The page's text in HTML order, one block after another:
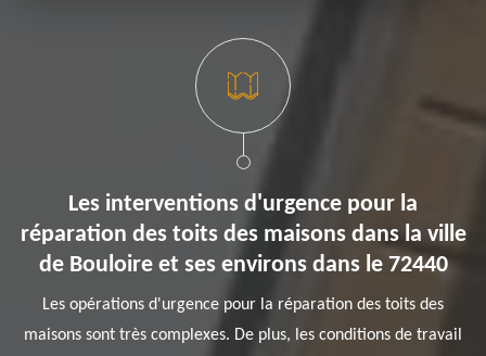
Les interventions d'urgence pour la
réparation des toits des maisons dans la ville
de Bouloire et ses environs dans le 72440
Les opérations d'urgence pour la réparation des toits des
maisons sont très complexes. De plus, les conditions de travail